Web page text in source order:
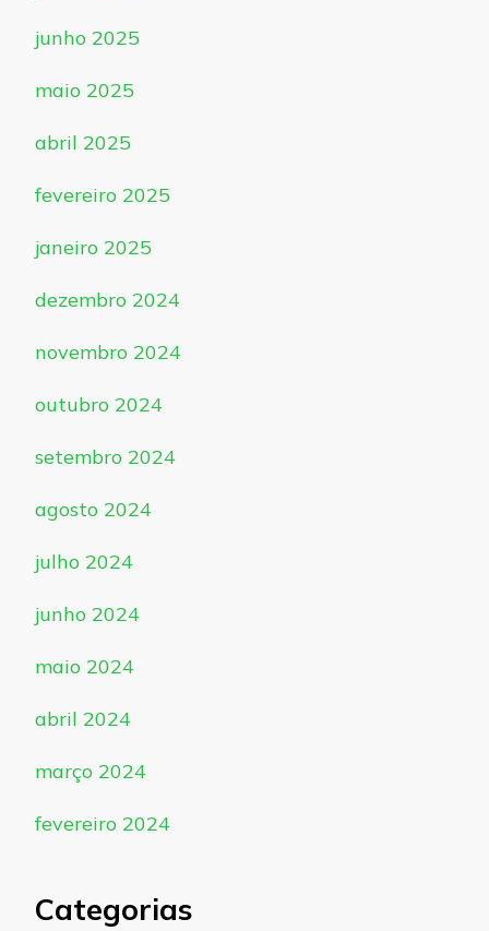
junho 2025
maio 2025
abril 2025
fevereiro 2025
janeiro 2025
dezembro 2024
novembro 2024
outubro 2024
setembro 2024
agosto 2024
julho 2024
junho 2024
maio 2024
abril 2024
março 2024
fevereiro 2024
Categorias